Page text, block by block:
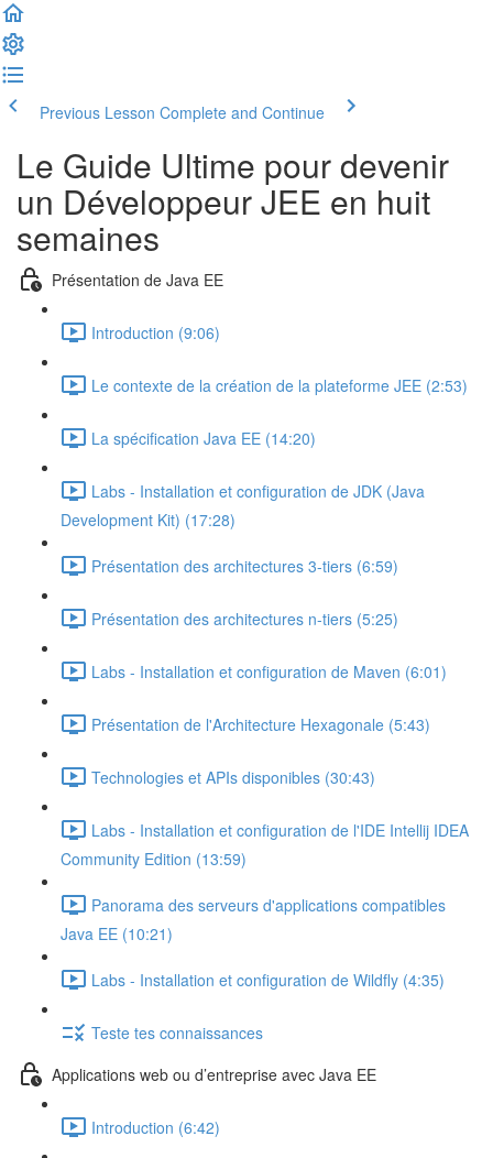
Previous Lesson Complete and Continue
Le Guide Ultime pour devenir
un Développeur JEE en huit
semaines
Présentation de Java EE
Introduction (9:06)
Le contexte de la création de la plateforme JEE (2:53)
La spécification Java EE (14:20)
Labs - Installation et configuration de JDK (Java
Development Kit) (17:28)
Présentation des architectures 3-tiers (6:59)
Présentation des architectures n-tiers (5:25)
Labs - Installation et configuration de Maven (6:01)
Présentation de l'Architecture Hexagonale (5:43)
Technologies et APIs disponibles (30:43)
Labs - Installation et configuration de l'IDE Intellij IDEA
Community Edition (13:59)
Panorama des serveurs d'applications compatibles
Java EE (10:21)
Labs - Installation et configuration de Wildfly (4:35)
Teste tes connaissances
Applications web ou d’entreprise avec Java EE
Introduction (6:42)